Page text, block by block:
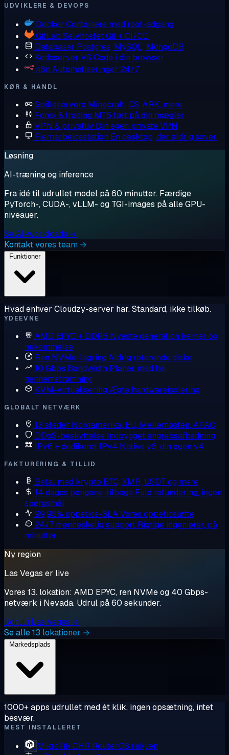
UDVIKLERE & DEVOPS
Docker Containere med root-adgang
GitLab Selvhostet Git + CI/CD
Databaser Postgres, MySQL, MongoDB
Kodeserver VS Code i din browser
n8n Automatiseringer 24/7
KØR & HANDL
Spilleservere Minecraft, CS, ARK, mere
Forex & trading MT5 tæt på din mægler
VPN & privatliv Din egen private VPN
Fjernarbejdsstation En desktop, der aldrig sover
Løsning
AI-træning og inference
Fra idé til udrullet model på 60 minutter. Færdige
PyTorch-, CUDA-, vLLM- og TGI-images på alle GPU-
niveauer.
Se AI-workloads →
Kontakt vores team →
Funktioner
Hvad enhver Cloudzy-server har. Standard, ikke tilkøb.
YDEEVNE
AMD EPYC + DDR5 Nyeste generation kerner og
hukommelse
Ren NVMe-lagring Aldrig roterende diske
10 Gbps Bandwidth Planer med høj
gennemstrømning
KVM-virtualisering Ægte hardwareisolering
GLOBALT NETVÆRK
13 steder Nordamerika, EU, Mellemøsten, APAC
DDoS-beskyttelse Indbygget angrebsafbødning
IPv6 + dedikeret IPv4 Native v6, din egen v4
FAKTURERING & TILLID
Betal med krypto BTC, XMR, USDT og mere
14 dages pengene-tilbage Fuld refundering, ingen
spørgsmål
99,95% oppetids-SLAVores oppetidsløfte
24/7 menneskelig support Rigtige ingeniører, på
minutter
Ny region
Las Vegas er live
Vores 13. lokation: AMD EPYC, ren NVMe og 40 Gbps-
netværk i Nevada. Udrul på 60 sekunder.
Udrul i Las Vegas →
Se alle 13 lokationer →
1000+ apps udrullet med ét klik, ingen opsætning, intet
besvær.
MEST INSTALLERET
MikroTik CHR RouterOS i skyen